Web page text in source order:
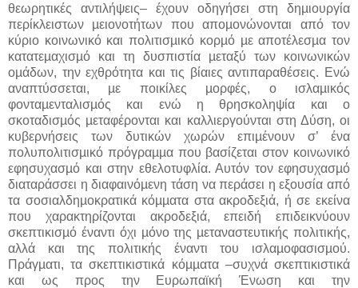
θεωρητικές αντιλήψεις– έχουν οδηγήσει στη δηµιουργία
περίκλειστων µειονοτήτων που αποµονώνονται από τον
κύριο κοινωνικό και πολιτισµικό κορµό µε αποτέλεσµα τον
κατατεµαχισµό και τη δυσπιστία µεταξύ των κοινωνικών
οµάδων, την εχθρότητα και τις βίαιες αντιπαραθέσεις. Ενώ
αναπτύσσεται, µε ποικίλες µορφές, ο ισλαµικός
φονταµενταλισµός και ενώ η θρησκοληψία και ο
σκοταδισµός µεταφέρονται και καλλιεργούνται στη Δύση, οι
κυβερνήσεις των δυτικών χωρών επιµένουν σ’ ένα
πολυπολιτισµικό πρόγραµµα που βασίζεται στον κοινωνικό
εφησυχασµό και στην εθελοτυφλία. Αυτόν τον εφησυχασµό
διαταράσσει η διαφαινόµενη τάση να περάσει η εξουσία από
τα σοσιαλδηµοκρατικά κόµµατα στα ακροδεξιά, ή σε εκείνα
που χαρακτηρίζονται ακροδεξιά, επειδή επιδεικνύουν
σκεπτικισµό έναντι όχι µόνο της µεταναστευτικής πολιτικής,
αλλά και της πολιτικής έναντι του ισλαµοφασισµού.
Πράγµατι, τα σκεπτικιστικά κόµµατα –συχνά σκεπτικιστικά
και ως προς την Ευρωπαϊκή Ένωση και την